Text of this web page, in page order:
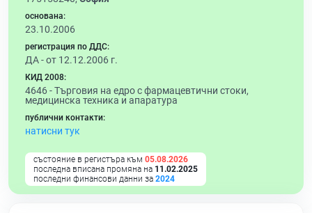
основана:
23.10.2006
регистрация по ДДС:
ДА - от 12.12.2006 г.
КИД 2008:
4646 -Търговия на едро с фармацевтични стоки,
медицинска техника и апаратура
публични контакти:
натисни тук
състояние в регистъра към 05.08.2026
последна вписана промяна на 11.02.2025
последни финансови данни за 2024